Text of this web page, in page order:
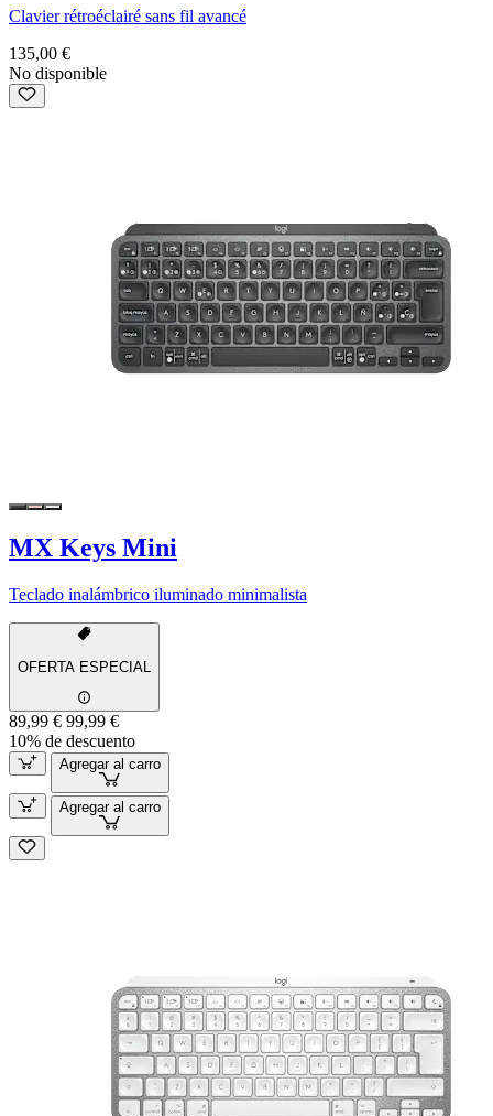
Clavier rétroéclairé sans fil avancé
135,00 €
No disponible
MX Keys Mini
Teclado inalámbrico iluminado minimalista
OFERTA ESPECIAL
89,99 € 99,99 €
10% de descuento
Agregar al carro
Agregar al carro